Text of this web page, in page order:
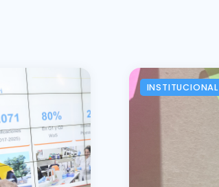
INSTITUCIONAL